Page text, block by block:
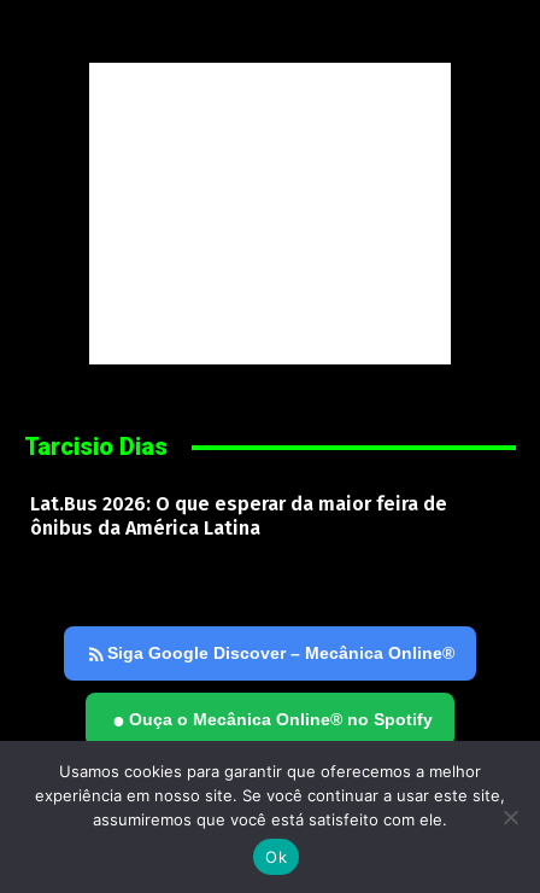
Tarcisio Dias
Lat.Bus 2026: O que esperar da maior feira de
ônibus da América Latina
Siga Google Discover – Mecânica Online®
● Ouça o Mecânica Online® no Spotify
Mecânica Online ® | © 2000–2026 | Todos os direitos
reservados. Reprodução proibida sem autorização.
Usamos cookies para garantir que oferecemos a melhor
experiência em nosso site. Se você continuar a usar este site,
assumiremos que você está satisfeito com ele.
Ok